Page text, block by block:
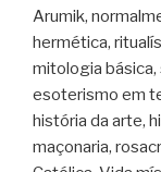
Arumik,
hermética,
mitologia
esoterismo em
história da arte,
maçonaria,